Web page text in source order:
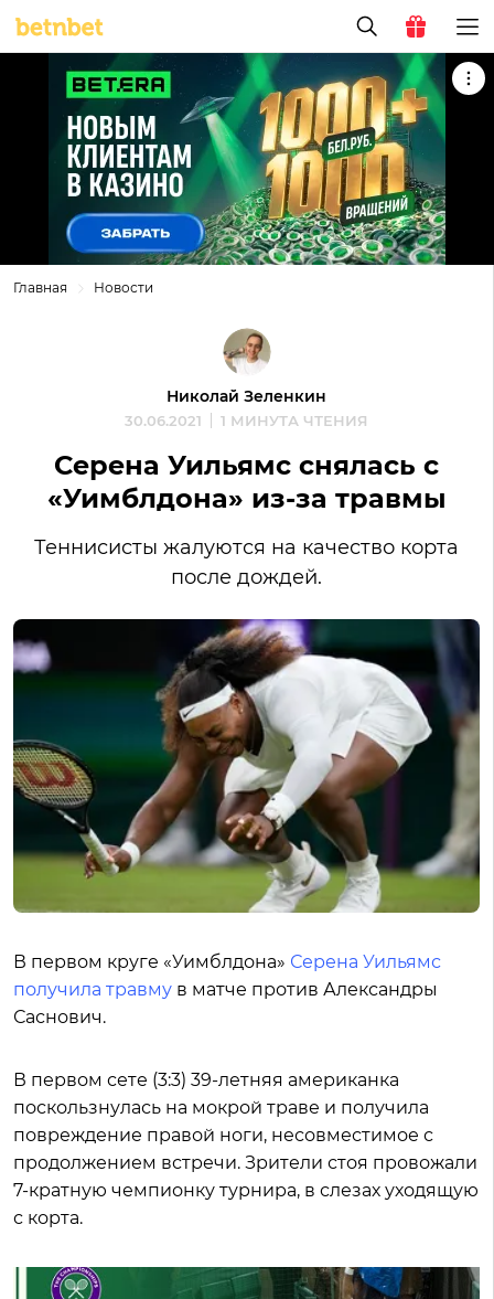
Главная Новости
Николай Зеленкин
30.06.2021 1 МИНУТА ЧТЕНИЯ
Серена Уильямс снялась с
«Уимблдона» из-за травмы
Теннисисты жалуются на качество корта
после дождей.
В первом круге «Уимблдона» Серена Уильямс
получила травму в матче против Александры
Саснович.
В первом сете (3:3) 39-летняя американка
поскользнулась на мокрой траве и получила
повреждение правой ноги, несовместимое с
продолжением встречи. Зрители стоя провожали
7-кратную чемпионку турнира, в слезах уходящую
с корта.